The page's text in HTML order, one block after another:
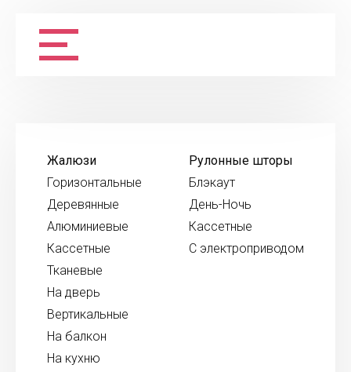
Жалюзи
Горизонтальные
Деревянные
Алюминиевые
Кассетные
Тканевые
На дверь
Вертикальные
На балкон
На кухню
Рулонные шторы
Блэкаут
День-Ночь
Кассетные
С электроприводом